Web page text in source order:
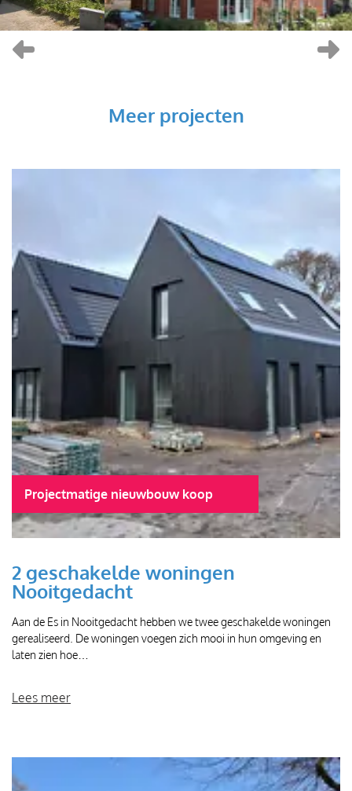
Meer projecten
Projectmatige nieuwbouw koop
2 geschakelde woningen
Nooitgedacht
Aan de Es in Nooitgedacht hebben we twee geschakelde woningen
gerealiseerd. De woningen voegen zich mooi in hun omgeving en
laten zien hoe…
Lees meer